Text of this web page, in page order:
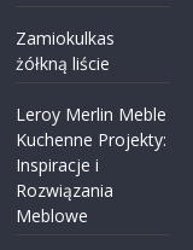
Zamiokulkas
żółkną liście
Leroy Merlin Meble
Kuchenne Projekty:
Inspiracje i
Rozwiązania
Meblowe